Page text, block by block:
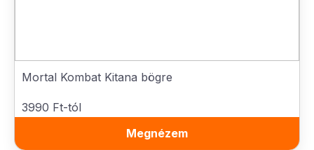
Mortal Kombat Kitana bögre
3990 Ft-tól
Megnézem